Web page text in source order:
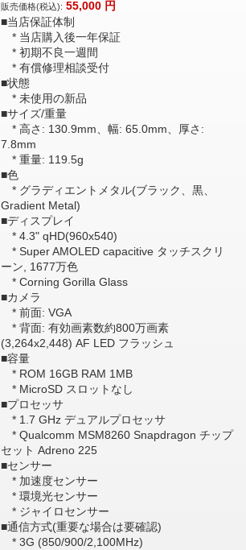
販売価格(税込): 55,000 円
■当店保証体制
* 当店購入後一年保証
* 初期不良一週間
* 有償修理相談受付
■状態
* 未使用の新品
■サイズ/重量
* 高さ: 130.9mm、幅: 65.0mm、厚さ:
7.8mm
* 重量: 119.5g
■色
* グラディエントメタル(ブラック、黒、
Gradient Metal)
■ディスプレイ
* 4.3" qHD(960x540)
* Super AMOLED capacitive タッチスクリ
ーン, 1677万色
* Corning Gorilla Glass
■カメラ
* 前面: VGA
* 背面: 有効画素数約800万画素
(3,264x2,448) AF LED フラッシュ
■容量
* ROM 16GB RAM 1MB
* MicroSD スロットなし
■プロセッサ
* 1.7 GHz デュアルプロセッサ
* Qualcomm MSM8260 Snapdragon チップ
セット Adreno 225
■センサー
* 加速度センサー
* 環境光センサー
* ジャイロセンサー
■通信方式(重要な場合は要確認)
* 3G (850/900/2,100MHz)